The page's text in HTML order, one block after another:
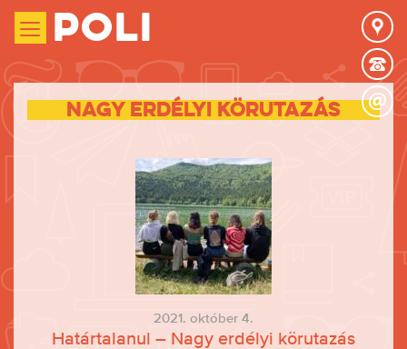
Poli
Nagy erdélyi körutazás
2021. október 4.
Határtalanul – Nagy erdélyi körutazás